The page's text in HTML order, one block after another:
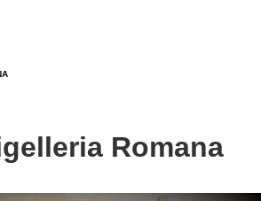
Romana